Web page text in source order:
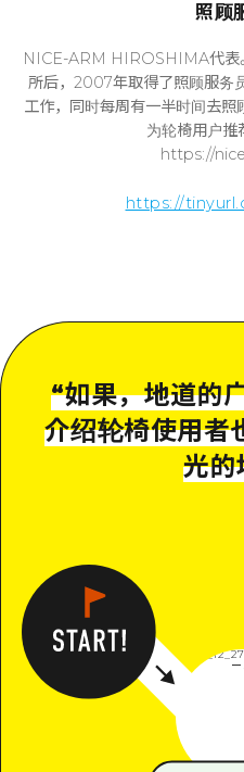
照顾
NICE-ARM HIROSHIMA代表
所后，2007年取得了照顾服务
工作，同时每周有一半时间去照
为轮椅用户推
https://
https://
“如果，地道的
介绍轮椅使用者
光的